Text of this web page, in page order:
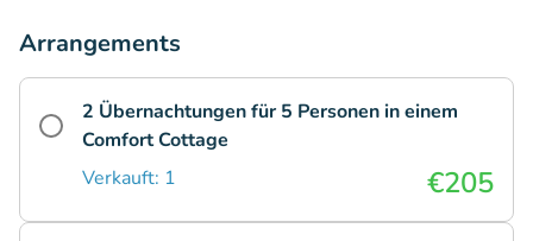
Arrangements
2 Übernachtungen für 5 Personen in einem
Comfort Cottage
Verkauft: 1
€205